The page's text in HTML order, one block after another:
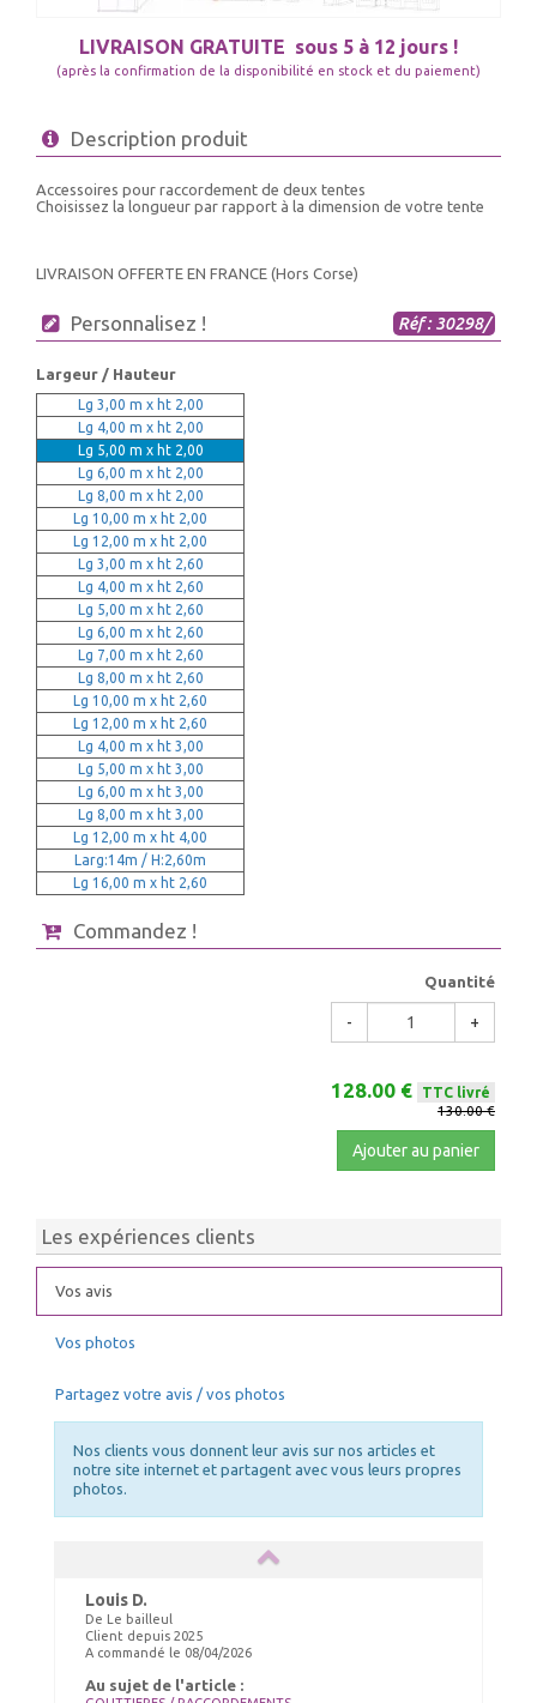
LIVRAISON GRATUITE sous 5 à 12 jours !
(après la confirmation de la disponibilité en stock et du paiement)
Description produit
Accessoires pour raccordement de deux tentes
Choisissez la longueur par rapport à la dimension de votre tente
LIVRAISON OFFERTE EN FRANCE (Hors Corse)
Personnalisez ! Réf : 30298/
Largeur / Hauteur
Lg 3,00 m x ht 2,00
Lg 4,00 m x ht 2,00
Lg 5,00 m x ht 2,00
Lg 6,00 m x ht 2,00
Lg 8,00 m x ht 2,00
Lg 10,00 m x ht 2,00
Lg 12,00 m x ht 2,00
Lg 3,00 m x ht 2,60
Lg 4,00 m x ht 2,60
Lg 5,00 m x ht 2,60
Lg 6,00 m x ht 2,60
Lg 7,00 m x ht 2,60
Lg 8,00 m x ht 2,60
Lg 10,00 m x ht 2,60
Lg 12,00 m x ht 2,60
Lg 4,00 m x ht 3,00
Lg 5,00 m x ht 3,00
Lg 6,00 m x ht 3,00
Lg 8,00 m x ht 3,00
Lg 12,00 m x ht 4,00
Larg:14m / H:2,60m
Lg 16,00 m x ht 2,60
Commandez !
Quantité
- +
128.00 €
TTC livré
130.00 €
Ajouter au panier
Les expériences clients
Vos avis
Vos photos
Partagez votre avis / vos photos
Nos clients vous donnent leur avis sur nos articles et
notre site internet et partagent avec vous leurs propres
photos.
Louis D.
De Le bailleul
Client depuis 2025
A commandé le 08/04/2026
Au sujet de l'article :